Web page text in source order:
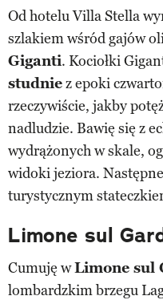
Od hotelu Villa Stella
szlakiem wśród gajów
Giganti. Kociołki
studniez epoki
rzeczywiście, jakby
nadludzie. Bawię się z
wydrążonych w skale,
widoki jeziora.
turystycznym
Limone sul
Cumuję wLimone sul
lombardzkim brzegu